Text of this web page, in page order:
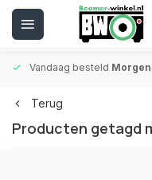
Vandaag besteld
Terug
Producten getagd